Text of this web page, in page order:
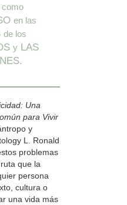
como
en las
de los
yLAS
Una
para Vivir
y
L. Ronald
problemas
que la
persona
cultura o
una vida más